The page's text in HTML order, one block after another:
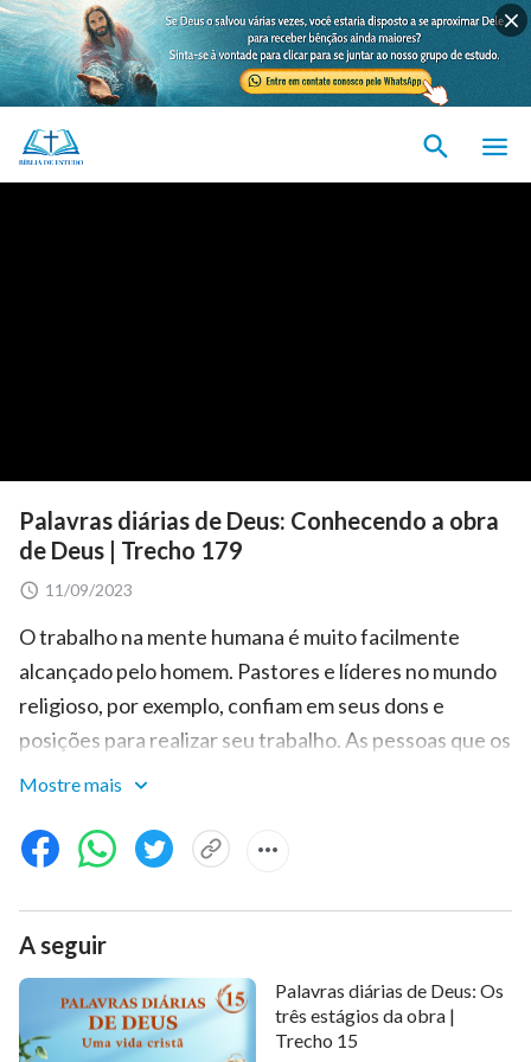
Palavras diárias de Deus: Conhecendo a obra
de Deus | Trecho 179
11/09/2023
O trabalho na mente humana é muito facilmente
alcançado pelo homem. Pastores e líderes no mundo
religioso, por exemplo, confiam em seus dons e
posições para realizar seu trabalho. As pessoas que os
seguem por muito tempo serão infectadas por seus
concentram nos dons, habilidades e conhecimento
das pessoas e dão atenção a algumas coisas
sobrenaturais e a muitas doutrinas irrealistas
profundas (essas doutrinas profundas são
obviamente inatingíveis). Não se concentram na
mudança dos caracteres das pessoas, mas sim em
treiná-las para pregar e trabalhar, aprimorando o
Mostre mais
A seguir
Palavras diárias de Deus: Os
três estágios da obra |
Trecho 15